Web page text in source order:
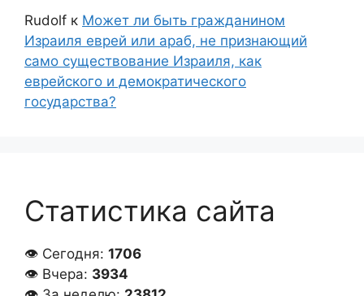
Rudolf к Может ли быть гражданином
Израиля еврей или араб, не признающий
само существование Израиля, как
еврейского и демократического
государства?
Статистика сайта
👁 Сегодня: 1706
👁 Вчера: 3934